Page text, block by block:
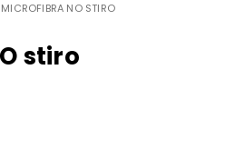
NO STIRO
stiro